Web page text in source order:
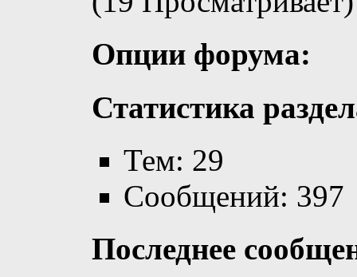
Опции форума:
Статистика
Тем: 29
Сообщений: 397
Последнее